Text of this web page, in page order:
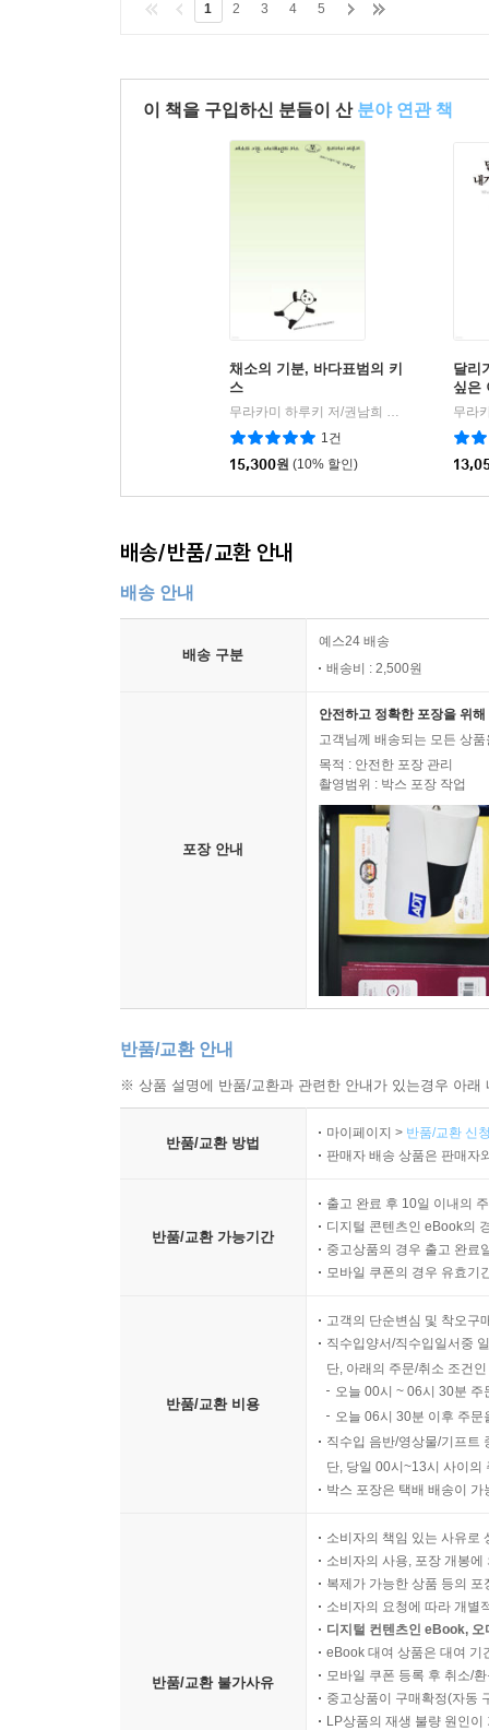
1 2 3 4 5
이 책을 구입하신 분들이 산 분야 연관 책
채소의 기분, 바다표범의 키
스
무라카미 하루키 저/권남희 역
1건
15,300원 (10% 할인)
달리
싶은
배송/반품/교환 안내
배송 안내
배송 구분
예스24 배송
배송비 : 2,500원
포장 안내
안전하고 정확한 포장을 위
고객님께 배송되는 모든 상
목적 : 안전한 포장 관리
촬영범위 : 박스 포장 작업
반품/교환 안내
※ 상품 설명에 반품/교환과 관련한 안내가 있는경우 아
반품/교환 방법
마이페이지 > 반품/교환 신
판매자 배송 상품은 판매자
반품/교환 가능기간
출고 완료 후 10일 이내의
디지털 콘텐츠인 eBook의
중고상품의 경우 출고 완료
모바일 쿠폰의 경우 유효기
반품/교환 비용
고객의 단순변심 및 착오구
직수입양서/직수입일서중
단, 아래의 주문/취소 조건
오늘 00시 ~ 06시 30분
오늘 06시 30분 이후 주
직수입 음반/영상물/기프트
단, 당일 00시~13시 사이의
박스 포장은 택배 배송이
반품/교환 불가사유
소비자의 책임 있는 사유로
소비자의 사용, 포장 개봉
복제가 가능한 상품 등의
소비자의 요청에 따라 개별
디지털 컨텐츠인 eBook,
eBook 대여 상품은 대여 기
모바일 쿠폰 등록 후 취소/
중고상품이 구매확정(자동
LP상품의 재생 불량 원인